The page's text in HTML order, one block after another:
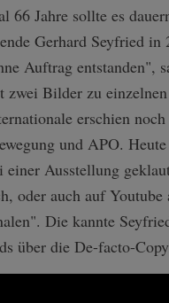
66 Jahre sollte es
Gerhard Seyfried
Auftrag entstanden",
zwei Bilder zu
erschien
und APO.
einer Ausstellung
oder auch auf
Die kannte
über die De-facto-